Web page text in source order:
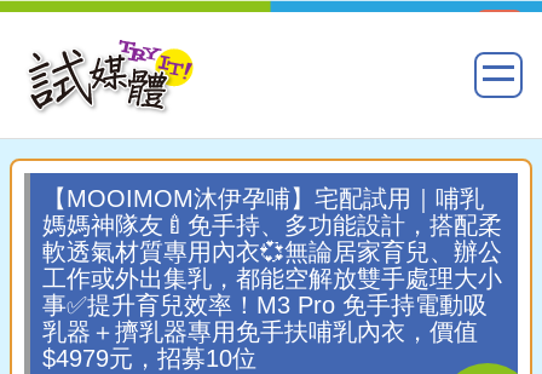
【MOOIMOM沐伊孕哺】宅配試用｜哺乳
媽媽神隊友🍼免手持、多功能設計，搭配柔
軟透氣材質專用內衣💞無論居家育兒、辦公
工作或外出集乳，都能空解放雙手處理大小
事✅提升育兒效率！M3 Pro 免手持電動吸
乳器＋擠乳器專用免手扶哺乳內衣，價值
$4979元，招募10位